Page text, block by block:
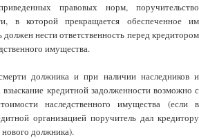
правовых норм, поручительство
в которой прекращается обеспеченное им
должен нести ответственность перед кредитором
имущества.
должника и при наличии наследников и
взыскание кредитной задолженности возможно с
наследственного имущества (если в
организацией поручитель дал кредитору
нового должника).